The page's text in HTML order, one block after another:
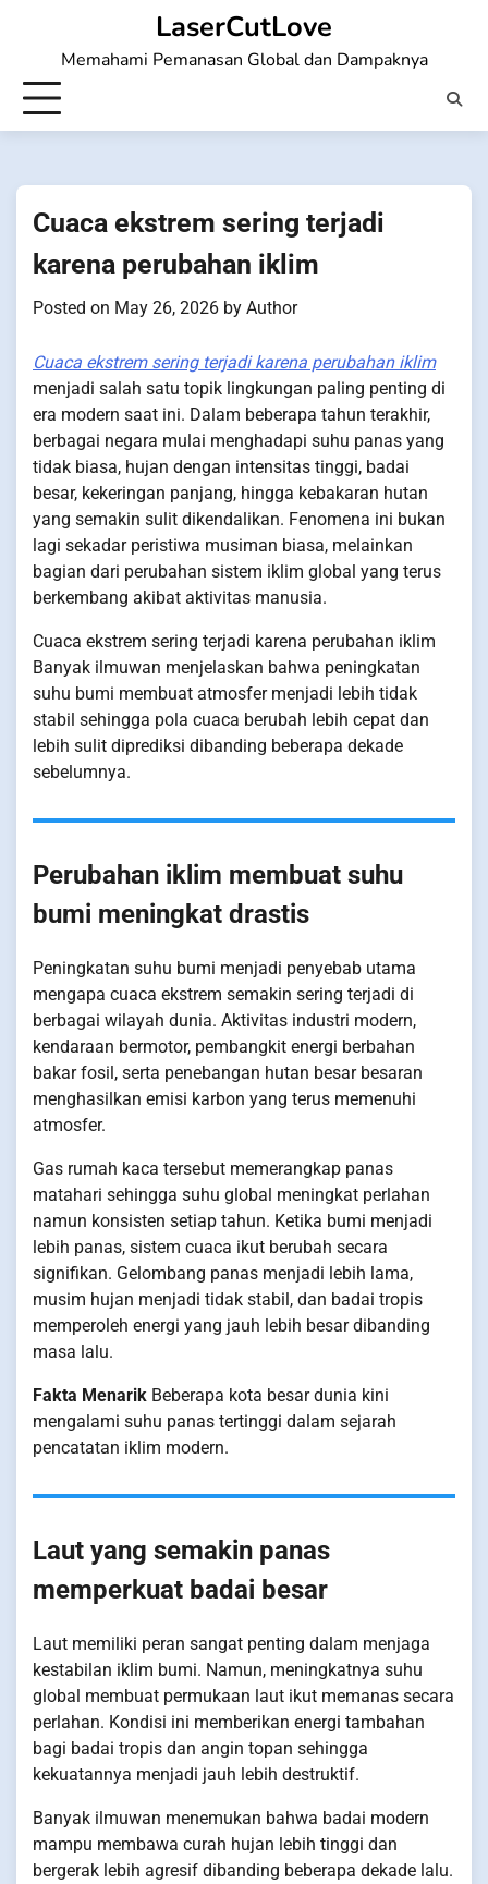
LaserCutLove
Memahami Pemanasan Global dan Dampaknya
Cuaca ekstrem sering terjadi
karena perubahan iklim
Posted on May 26, 2026 by Author
Cuaca ekstrem sering terjadi karena perubahan iklim
menjadi salah satu topik lingkungan paling penting di
era modern saat ini. Dalam beberapa tahun terakhir,
berbagai negara mulai menghadapi suhu panas yang
tidak biasa, hujan dengan intensitas tinggi, badai
besar, kekeringan panjang, hingga kebakaran hutan
yang semakin sulit dikendalikan. Fenomena ini bukan
lagi sekadar peristiwa musiman biasa, melainkan
bagian dari perubahan sistem iklim global yang terus
berkembang akibat aktivitas manusia.
Cuaca ekstrem sering terjadi karena perubahan iklim
Banyak ilmuwan menjelaskan bahwa peningkatan
suhu bumi membuat atmosfer menjadi lebih tidak
stabil sehingga pola cuaca berubah lebih cepat dan
lebih sulit diprediksi dibanding beberapa dekade
sebelumnya.
Perubahan iklim membuat suhu
bumi meningkat drastis
Peningkatan suhu bumi menjadi penyebab utama
mengapa cuaca ekstrem semakin sering terjadi di
berbagai wilayah dunia. Aktivitas industri modern,
kendaraan bermotor, pembangkit energi berbahan
bakar fosil, serta penebangan hutan besar besaran
menghasilkan emisi karbon yang terus memenuhi
atmosfer.
Gas rumah kaca tersebut memerangkap panas
matahari sehingga suhu global meningkat perlahan
namun konsisten setiap tahun. Ketika bumi menjadi
lebih panas, sistem cuaca ikut berubah secara
signifikan. Gelombang panas menjadi lebih lama,
musim hujan menjadi tidak stabil, dan badai tropis
memperoleh energi yang jauh lebih besar dibanding
masa lalu.
Fakta Menarik Beberapa kota besar dunia kini
mengalami suhu panas tertinggi dalam sejarah
pencatatan iklim modern.
Laut yang semakin panas
memperkuat badai besar
Laut memiliki peran sangat penting dalam menjaga
kestabilan iklim bumi. Namun, meningkatnya suhu
global membuat permukaan laut ikut memanas secara
perlahan. Kondisi ini memberikan energi tambahan
bagi badai tropis dan angin topan sehingga
kekuatannya menjadi jauh lebih destruktif.
Banyak ilmuwan menemukan bahwa badai modern
mampu membawa curah hujan lebih tinggi dan
bergerak lebih agresif dibanding beberapa dekade lalu.